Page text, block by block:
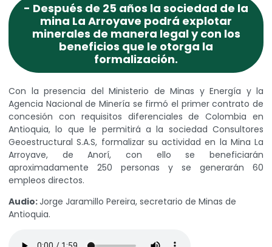
- Después de 25 años la sociedad de la
mina La Arroyave podrá explotar
minerales de manera legal y con los
beneficios que le otorga la
formalización.
Con la presencia del Ministerio de Minas y Energía y la
Agencia Nacional de Minería se firmó el primer contrato de
concesión con requisitos diferenciales de Colombia en
Antioquia, lo que le permitirá a la sociedad Consultores
Geoestructural S.A.S, formalizar su actividad en la Mina La
Arroyave, de Anorí, con ello se beneficiarán
aproximadamente 250 personas y se generarán 60
empleos directos.
Audio:Jorge Jaramillo Pereira, secretario de Minas de
Antioquia.